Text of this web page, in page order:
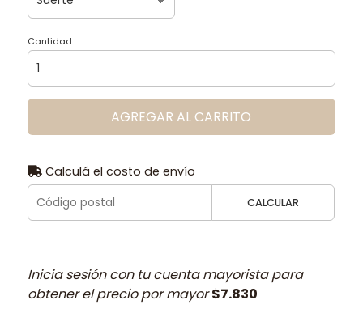
Cantidad
AGREGAR AL CARRITO
Calculá el costo de envío
CALCULAR
Inicia sesión con tu cuenta mayorista para
obtener el precio por mayor$7.830